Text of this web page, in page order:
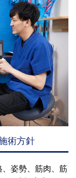
術方針
、姿勢、筋肉、筋